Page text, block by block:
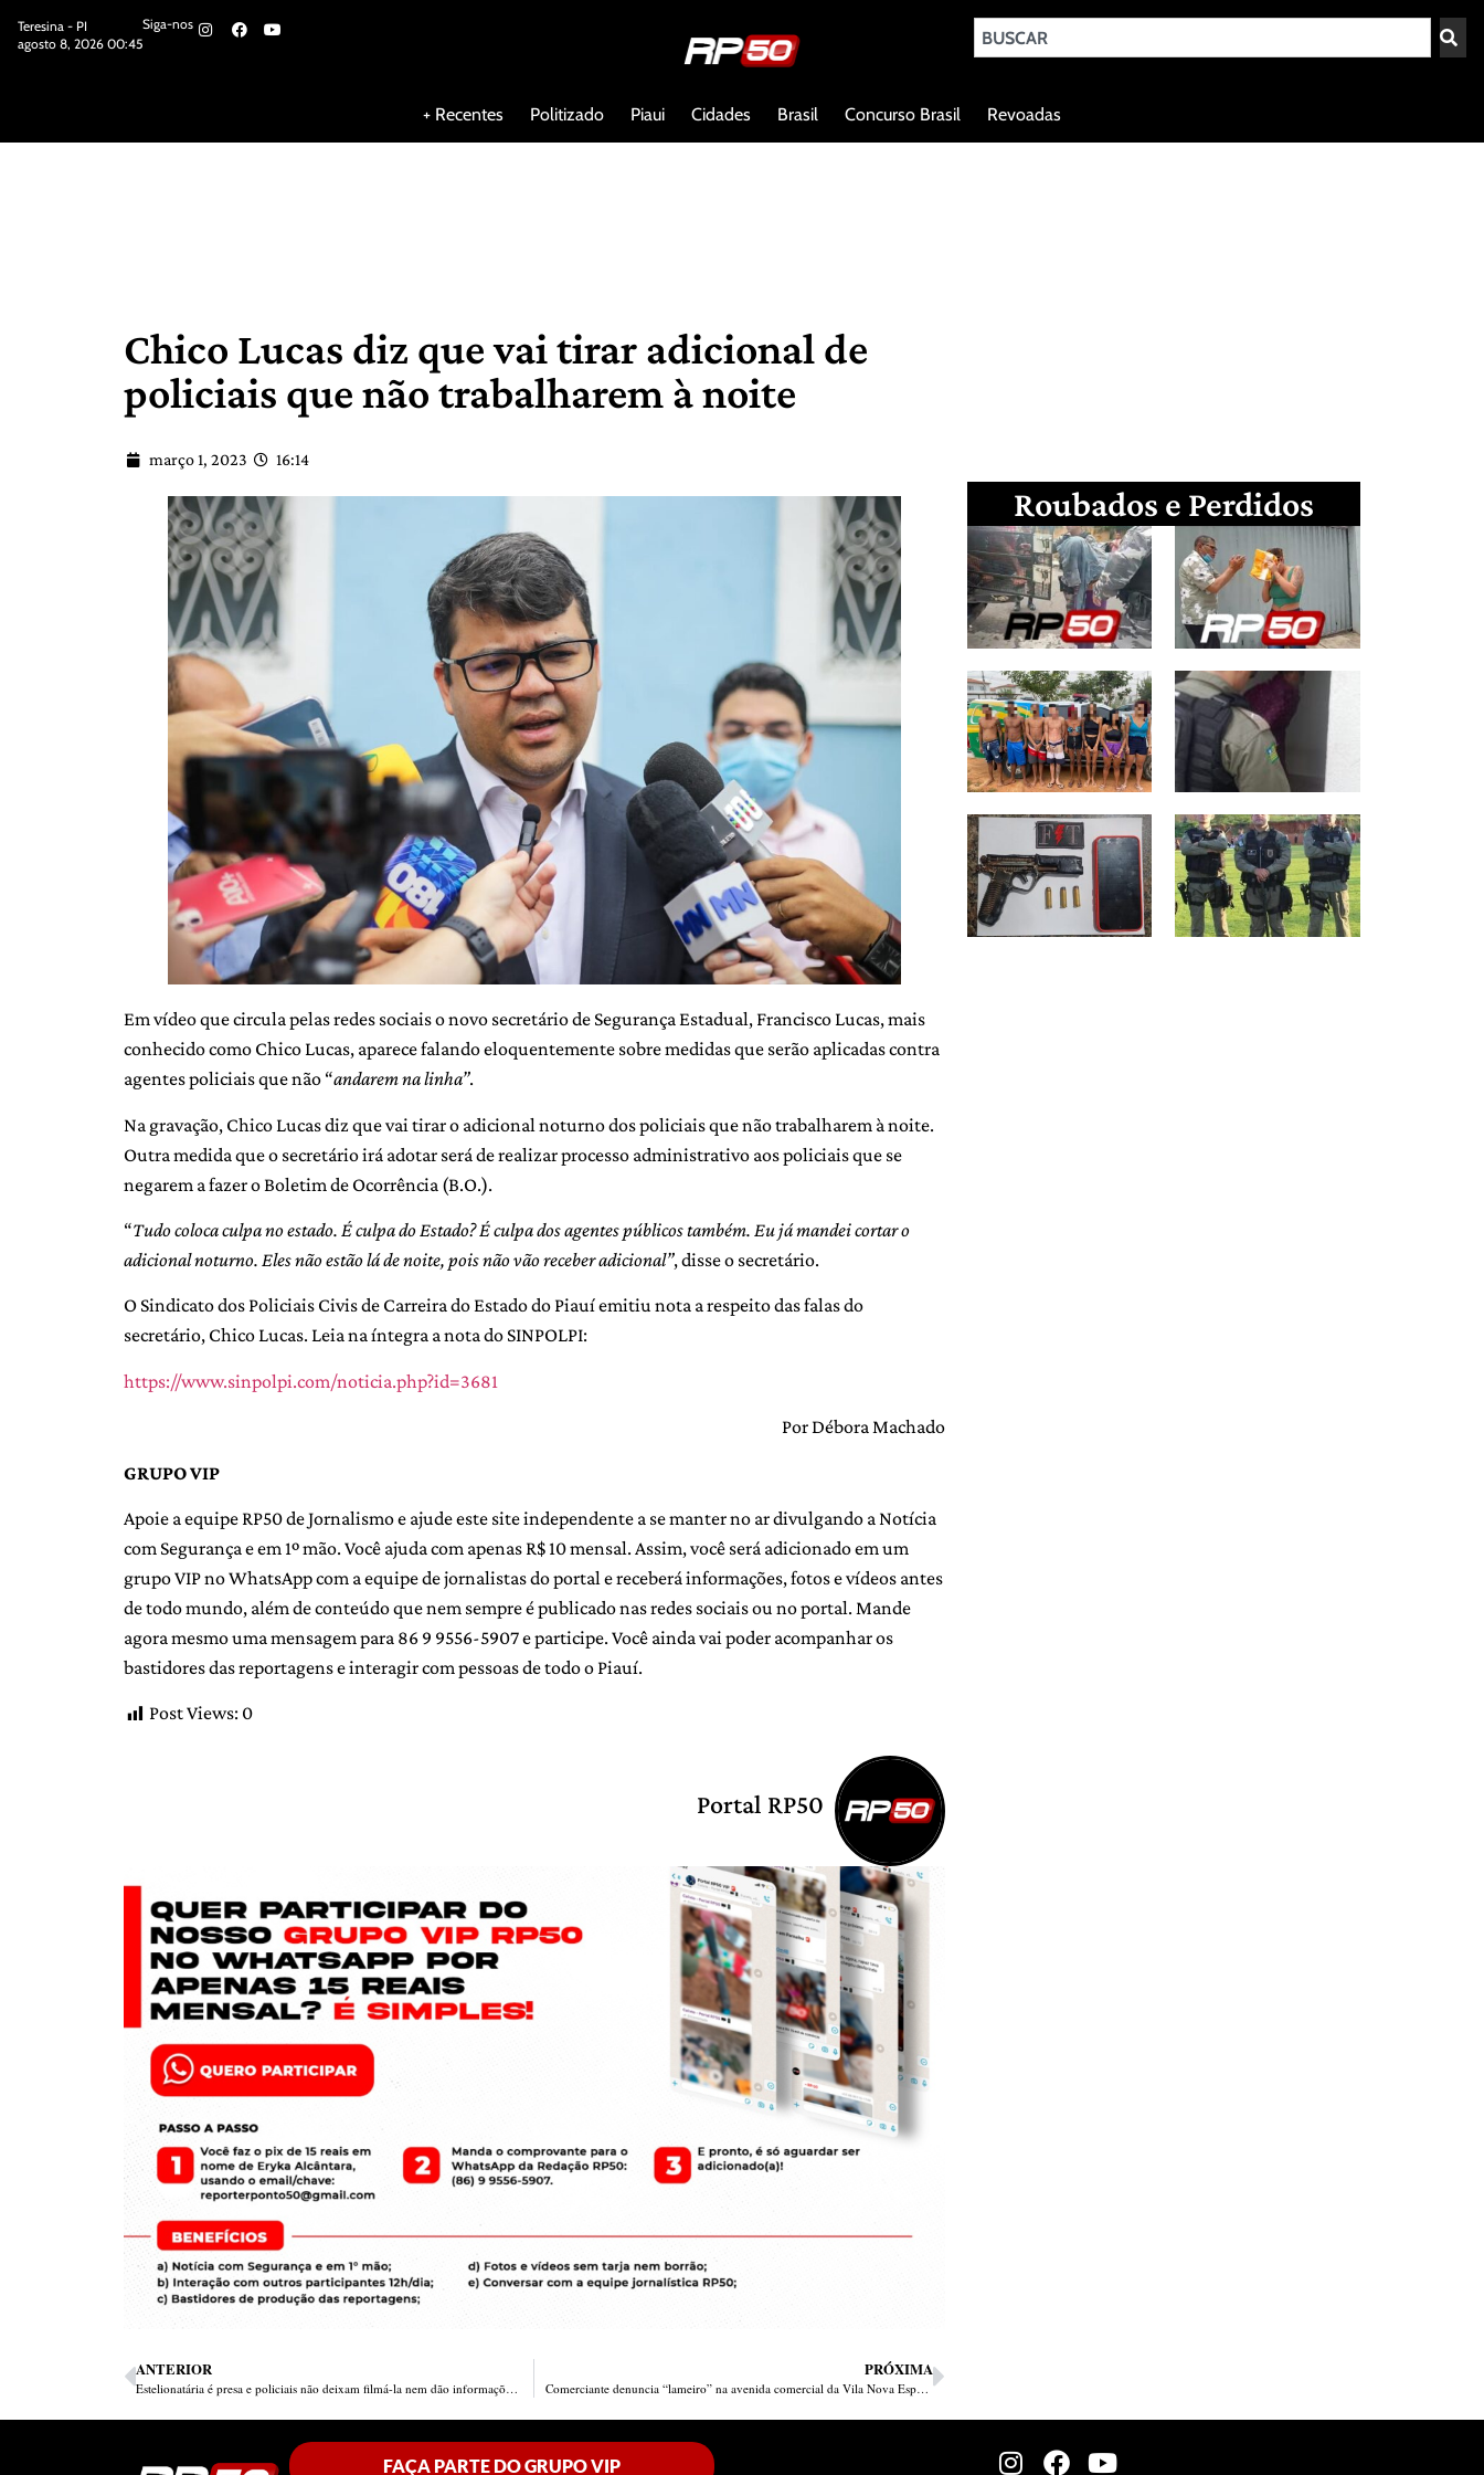
Teresina - PI
agosto 8, 2026 00:45
Siga-nos
+ Recentes Politizado Piaui Cidades Brasil Concurso Brasil Revoadas
Chico Lucas diz que vai tirar adicional de
policiais que não trabalharem à noite
março 1, 2023 16:14
Em vídeo que circula pelas redes sociais o novo secretário de Segurança Estadual, Francisco Lucas, mais
conhecido como Chico Lucas, aparece falando eloquentemente sobre medidas que serão aplicadas contra
agentes policiais que não “andarem na linha”.
Na gravação, Chico Lucas diz que vai tirar o adicional noturno dos policiais que não trabalharem à noite.
Outra medida que o secretário irá adotar será de realizar processo administrativo aos policiais que se
negarem a fazer o Boletim de Ocorrência (B.O.).
“Tudo coloca culpa no estado. É culpa do Estado? É culpa dos agentes públicos também. Eu já mandei cortar o
adicional noturno. Eles não estão lá de noite, pois não vão receber adicional”, disse o secretário.
O Sindicato dos Policiais Civis de Carreira do Estado do Piauí emitiu nota a respeito das falas do
secretário, Chico Lucas. Leia na íntegra a nota do SINPOLPI:
https://www.sinpolpi.com/noticia.php?id=3681
Por Débora Machado
GRUPO VIP
Apoie a equipe RP50 de Jornalismo e ajude este site independente a se manter no ar divulgando a Notícia
com Segurança e em 1º mão. Você ajuda com apenas R$ 10 mensal. Assim, você será adicionado em um
grupo VIP no WhatsApp com a equipe de jornalistas do portal e receberá informações, fotos e vídeos antes
de todo mundo, além de conteúdo que nem sempre é publicado nas redes sociais ou no portal. Mande
agora mesmo uma mensagem para 86 9 9556-5907 e participe. Você ainda vai poder acompanhar os
bastidores das reportagens e interagir com pessoas de todo o Piauí.
Post Views: 0
Portal RP50
ANTERIOR
Estelionatária é presa e policiais não deixam filmá-la nem dão informações sobre o caso
PRÓXIMA
Comerciante denuncia “lameiro” na avenida comercial da Vila Nova Esperança
Roubados e Perdidos
FAÇA PARTE DO GRUPO VIP